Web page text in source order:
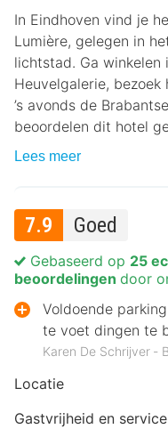
In Eindhoven vind je
Lumière, gelegen in
lichtstad. Ga winkelen
Heuvelgalerie,
’s avonds de
beoordelen dit hotel
Lees meer
7.9 Goed
Locatie
Gastvrijheid en service
Gebaseerd op 25
beoordelingen door
Voldoende
te voet dingen te
Karen De Schrijver ‐